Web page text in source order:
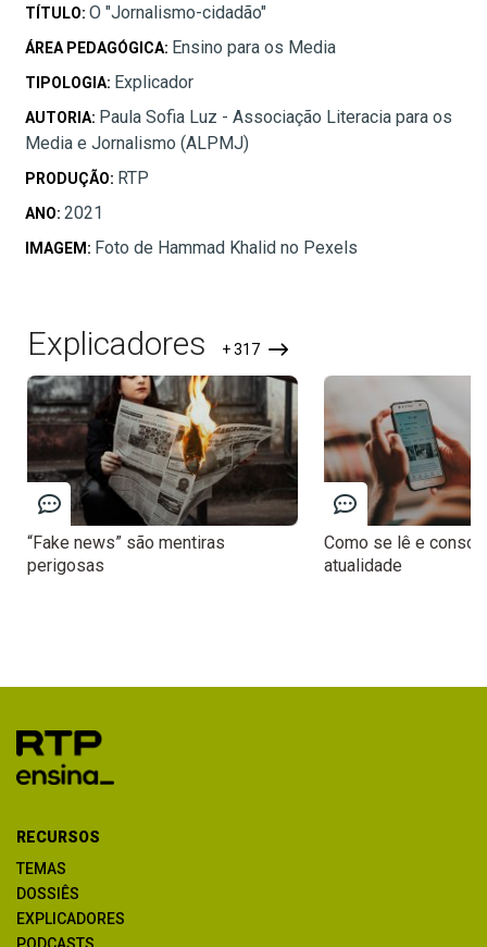
TÍTULO: O "Jornalismo-cidadão"
ÁREA PEDAGÓGICA: Ensino para os Media
TIPOLOGIA: Explicador
AUTORIA: Paula Sofia Luz - Associação Literacia para os
Media e Jornalismo (ALPMJ)
PRODUÇÃO: RTP
ANO: 2021
IMAGEM: Foto de Hammad Khalid no Pexels
Explicadores + 317
“Fake news” são mentiras
perigosas
Como se lê e
atualidade
RECURSOS
TEMAS
DOSSIÊS
EXPLICADORES